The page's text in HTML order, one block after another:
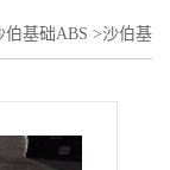
伯基础ABS >沙伯基